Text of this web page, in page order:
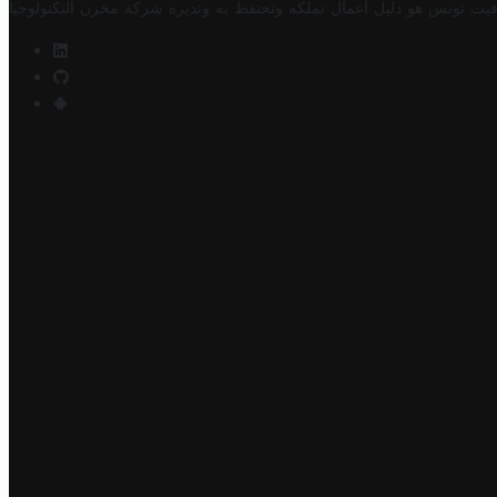
تونس هو دليل أعمال تملكه وتحتفظ به وتديره شركة مخزن التكنولوجيا